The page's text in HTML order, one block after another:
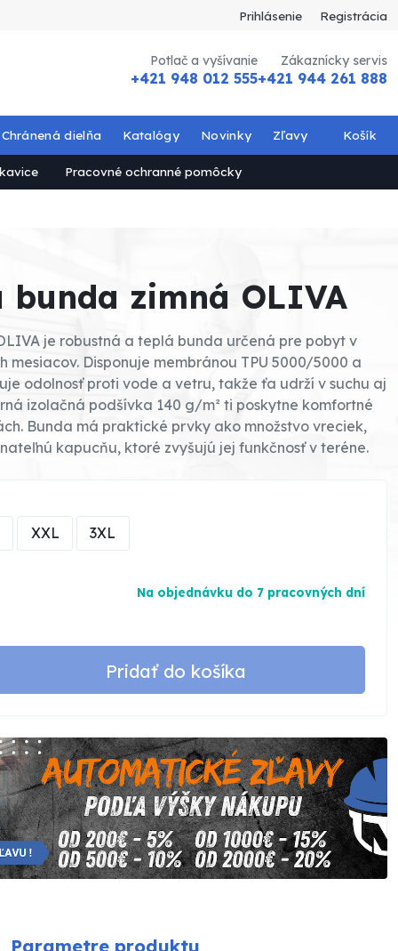
Prihlásenie Registrácia
Potlač a vyšívanie
+421 948 012 555
Zákaznícky servis
+421 944 261 888
Pracovné ochranné pomôcky
Chránená dielňa Katalógy Novinky Zľavy Košík
bunda zimná OLIVA
je robustná a teplá bunda určená pre pobyt v
mesiacov. Disponuje membránou TPU 5000/5000 a
odolnosť proti vode a vetru, takže ťa udrží v suchu aj
izolačná podšívka 140 g/m² ti poskytne komfortné
Bunda má praktické prvky ako množstvo vreciek,
kapucňu, ktoré zvyšujú jej funkčnosť v teréne.
XXL 3XL
Na objednávku do 7 pracovných dní
Pridať do košíka
Parametre produktu